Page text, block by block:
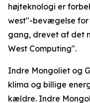
højteknologi er
west"-bevægelse
gang, drevet af det
West Computing".
Indre Mongoliet og
klima og billige
kældre. Indre